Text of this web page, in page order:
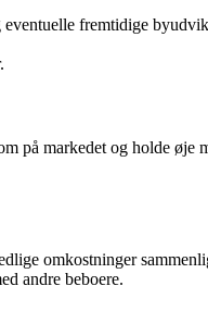
fremtidige
på markedet og holde øje
omkostninger
andre beboere.